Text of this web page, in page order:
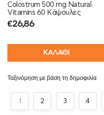
Colostrum 500 mg Natural
Vitamins 60 Κάψουλες
€26,86
ΚΑΛΑΘΙ
1 2 3 4